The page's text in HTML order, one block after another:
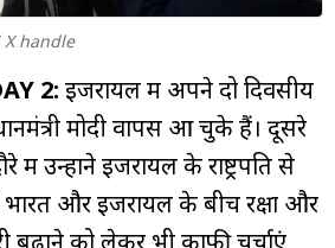
handle
2: इजरायल में अपने दो दिवसीय
मोदी वापस आ चुके हैं। दूसरे
में उन्होंने इजरायल के राष्ट्रपति से
और इजरायल के बीच रक्षा और
बढ़ाने को लेकर भी काफी चर्चाएं